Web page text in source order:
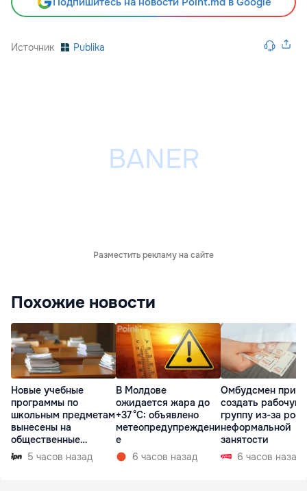
Источник Publika
Разместить рекламу на сайте
Похожие новости
Новые учебные
программы по
школьным предметам
вынесены на
общественные
консультации
5 часов назад
В Молдове
ожидается жара до
+37 °C: объявлено
метеопредупреждени
е
6 часов назад
Омбудсмен
создать рабочую
группу из-за
неформальной
занятости
6 часов назад